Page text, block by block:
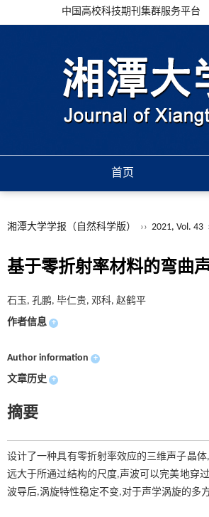
中国高校科技期刊集群服务平台
首页
湘潭大学学报（自然科学版） ›› 2021, Vol. 43
基于零折射率材料的弯曲
石玉, 孔鹏, 毕仁贵, 邓科, 赵鹤平
作者信息 +
Author information +
文章历史 +
摘要
设计了一种具有零折射率效应的三维声子晶
远大于所通过结构的尺度,声波可以完美地穿
波导后,涡旋特性稳定不变,对于声学涡旋的多